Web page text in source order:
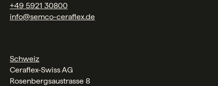
+49 5921 30800
info@semco-ceraflex.de
Schweiz
Ceraflex-Swiss AG
Rosenbergsaustrasse 8